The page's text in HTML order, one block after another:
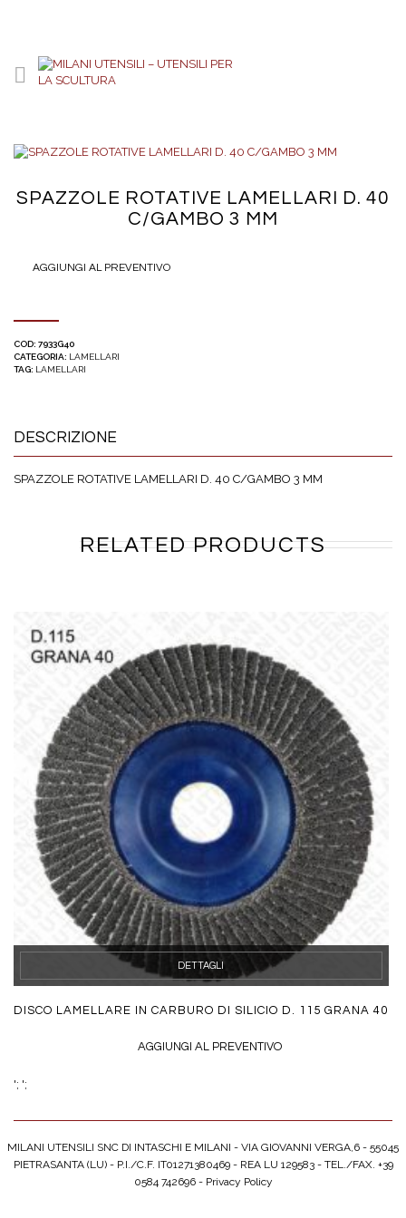
SPAZZOLE ROTATIVE LAMELLARI D. 40
C/GAMBO 3 MM
AGGIUNGI AL PREVENTIVO
COD: 7933G40
CATEGORIA: LAMELLARI
TAG: LAMELLARI
DESCRIZIONE
SPAZZOLE ROTATIVE LAMELLARI D. 40 C/GAMBO 3 MM
RELATED PRODUCTS
DETTAGLI
DISCO LAMELLARE IN CARBURO DI SILICIO D. 115 GRANA 40
AGGIUNGI AL PREVENTIVO
'; ';
MILANI UTENSILI SNC DI INTASCHI E MILANI - VIA GIOVANNI VERGA,6 - 55045
PIETRASANTA (LU) - P.I./C.F. IT01271380469 - REA LU 129583 - TEL./FAX. +39
0584 742696 - Privacy Policy